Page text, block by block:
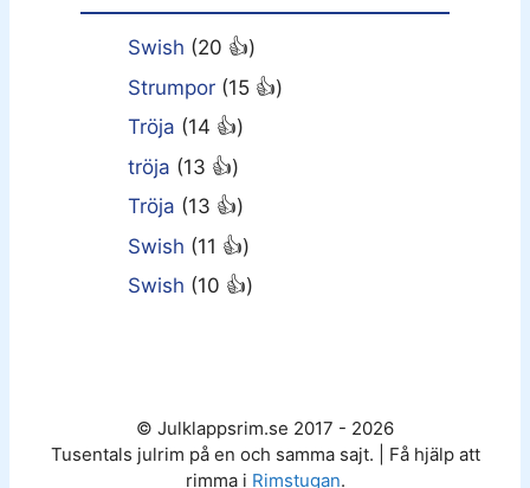
Swish (20 👍)
Strumpor (15 👍)
Tröja (14 👍)
tröja (13 👍)
Tröja (13 👍)
Swish (11 👍)
Swish (10 👍)
© Julklappsrim.se 2017 - 2026
Tusentals julrim på en och samma sajt. | Få hjälp att
rimma i Rimstugan.